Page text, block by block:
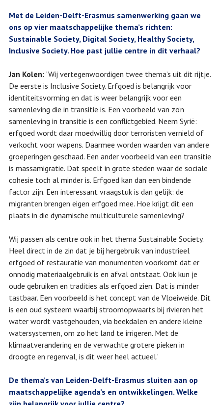
Met de Leiden-Delft-Erasmus samenwerking gaan we
ons op vier maatschappelijke thema’s richten:
Sustainable Society, Digital Society, Healthy Society,
Inclusive Society. Hoe past jullie centre in dit verhaal?
Jan Kolen: ‘Wij vertegenwoordigen twee thema’s uit dit rijtje.
De eerste is Inclusive Society. Erfgoed is belangrijk voor
identiteitsvorming en dat is weer belangrijk voor een
samenleving die in transitie is. Een voorbeeld van zo’n
samenleving in transitie is een conflictgebied. Neem Syrië:
erfgoed wordt daar moedwillig door terroristen vernield of
verkocht voor wapens. Daarmee worden waarden van andere
groeperingen geschaad. Een ander voorbeeld van een transitie
is massamigratie. Dat speelt in grote steden waar de sociale
cohesie toch al minder is. Erfgoed kan dan een bindende
factor zijn. Een interessant vraagstuk is dan gelijk: de
migranten brengen eigen erfgoed mee. Hoe krijgt dit een
plaats in die dynamische multiculturele samenleving?
Wij passen als centre ook in het thema Sustainable Society.
Heel direct in de zin dat je bij hergebruik van industrieel
erfgoed of restauratie van monumenten voorkomt dat er
onnodig materiaalgebruik is en afval ontstaat. Ook kun je
oude gebruiken en tradities als erfgoed zien. Dat is minder
tastbaar. Een voorbeeld is het concept van de Vloeiweide. Dit
is een oud systeem waarbij stroomopwaarts bij rivieren het
water wordt vastgehouden, via beekdalen en andere kleine
watersystemen, om zo het land te irrigeren. Met de
klimaatverandering en de verwachte grotere pieken in
droogte en regenval, is dit weer heel actueel.’
De thema’s van Leiden-Delft-Erasmus sluiten aan op
maatschappelijke agenda’s en ontwikkelingen. Welke